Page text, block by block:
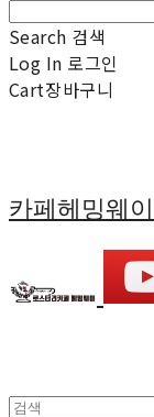
Search 검색
Log In 로그인
Cart장바구니
카페헤밍웨이